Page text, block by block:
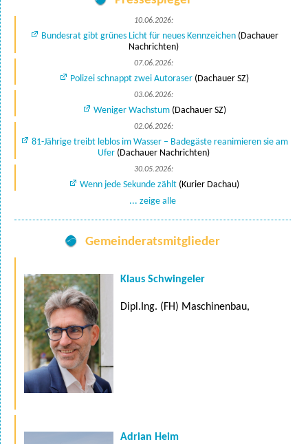
10.06.2026:
Bundesrat gibt grünes Licht für neues Kennzeichen(Dachauer
Nachrichten)
07.06.2026:
Polizei schnappt zwei Autoraser (Dachauer SZ)
03.06.2026:
Weniger Wachstum(Dachauer SZ)
02.06.2026:
81-Jährige treibt leblos im Wasser – Badegäste reanimieren sie am
Ufer(Dachauer Nachrichten)
30.05.2026:
Wenn jede Sekunde zählt (Kurier Dachau)
... zeige alle
Gemeinderatsmitglieder
Klaus Schwingeler
Dipl.Ing. (FH) Maschinenbau,
Adrian Heim